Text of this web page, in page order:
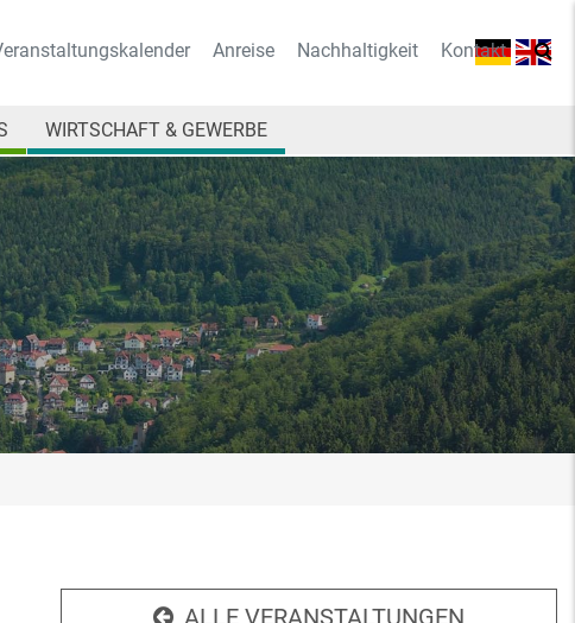
Anreise Nachhaltigkeit Kontakt
WIRTSCHAFT & GEWERBE
ALLE VERANSTALTUNGEN